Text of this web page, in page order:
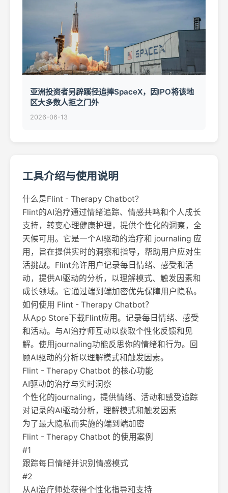
亚洲投资者另辟蹊径追捧SpaceX，因IPO将该地
区大多数人拒之门外
2026-06-13
工具介绍与使用说明
什么是Flint - Therapy Chatbot？
Flint的AI治疗通过情绪追踪、情感共鸣和个人成长
支持，转变心理健康护理，提供个性化的洞察，全
天候可用。它是一个AI驱动的治疗和 journaling 应
用，旨在提供实时的洞察和指导，帮助用户应对生
活挑战。Flint允许用户记录每日情绪、感受和活
动，提供AI驱动的分析，以理解模式、触发因素和
成长领域。它通过端到端加密优先保障用户隐私。
如何使用 Flint - Therapy Chatbot？
从App Store下载Flint应用。记录每日情绪、感受
和活动。与AI治疗师互动以获取个性化反馈和见
解。使用journaling功能反思你的情绪和行为。回
顾AI驱动的分析以理解模式和触发因素。
Flint - Therapy Chatbot 的核心功能
AI驱动的治疗与实时洞察
个性化的journaling，提供情绪、活动和感受追踪
对记录的AI驱动分析，理解模式和触发因素
为了最大隐私而实施的端到端加密
Flint - Therapy Chatbot 的使用案例
#1
跟踪每日情绪并识别情感模式
#2
从AI治疗师处获得个性化指导和支持